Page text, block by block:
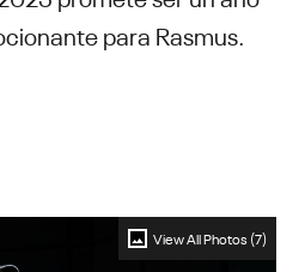
para Rasmus.
View All Photos (7)